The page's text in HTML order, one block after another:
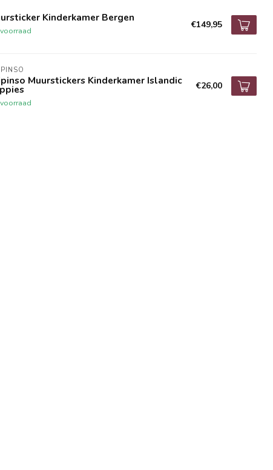
Kinderkamer Bergen
€149,95
Muurstickers Kinderkamer Islandic €26,00